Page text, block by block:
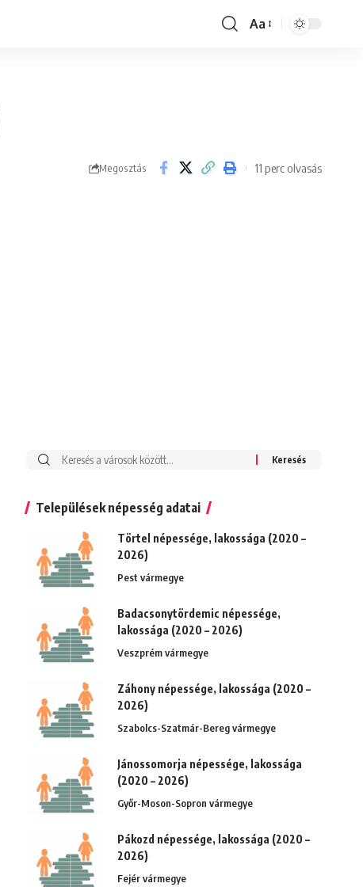
Font
Aa
Megosztás 11 perc olvasás
Keresés:
Települések népesség adatai
Törtel népessége, lakossága (2020 –
2026)
Pest vármegye
Badacsonytördemic népessége,
lakossága (2020 – 2026)
Veszprém vármegye
Záhony népessége, lakossága (2020 –
2026)
Szabolcs-Szatmár-Bereg vármegye
Jánossomorja népessége, lakossága
(2020 – 2026)
Győr-Moson-Sopron vármegye
Pákozd népessége, lakossága (2020 –
2026)
Fejér vármegye